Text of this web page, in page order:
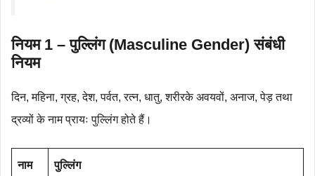
नियम 1 – पुल्लिंग (Masculine Gender) संबंधी
नियम
दिन, महिना, ग्रह, देश, पर्वत, रत्न, धातु, शरीरके अवयवों, अनाज, पेड़ तथा
द्रव्यों के नाम प्रायः पुल्लिंग होते हैं।
नाम पुल्लिंग